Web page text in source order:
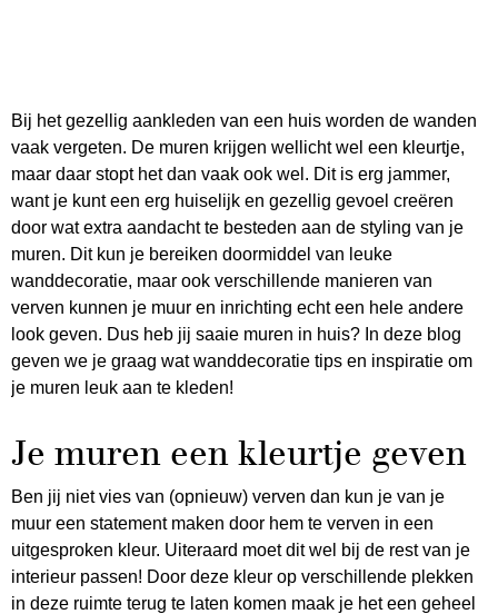
Bij het gezellig aankleden van een huis worden de wanden
vaak vergeten. De muren krijgen wellicht wel een kleurtje,
maar daar stopt het dan vaak ook wel. Dit is erg jammer,
want je kunt een erg huiselijk en gezellig gevoel creëren
door wat extra aandacht te besteden aan de styling van je
muren. Dit kun je bereiken doormiddel van leuke
wanddecoratie, maar ook verschillende manieren van
verven kunnen je muur en inrichting echt een hele andere
look geven. Dus heb jij saaie muren in huis? In deze blog
geven we je graag wat wanddecoratie tips en inspiratie om
je muren leuk aan te kleden!
Je muren een kleurtje geven
Ben jij niet vies van (opnieuw) verven dan kun je van je
muur een statement maken door hem te verven in een
uitgesproken kleur. Uiteraard moet dit wel bij de rest van je
interieur passen! Door deze kleur op verschillende plekken
in deze ruimte terug te laten komen maak je het een geheel